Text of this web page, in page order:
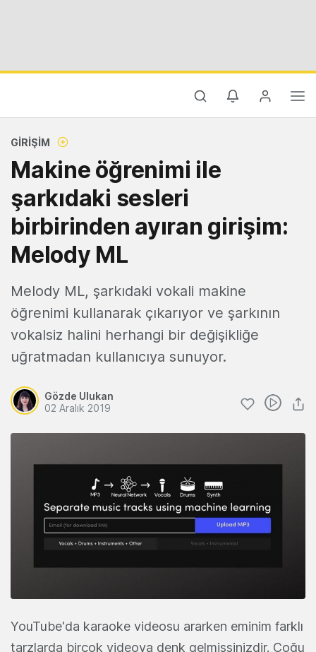
GIRIŞIM
Makine öğrenimi ile
şarkıdaki sesleri
birbirinden ayıran girişim:
Melody ML
Melody ML, şarkıdaki vokali makine
öğrenimi kullanarak çıkarıyor ve şarkının
vokalsiz halini herhangi bir değişikliğe
uğratmadan kullanıcıya sunuyor.
Gözde Ulukan
02 Aralık 2019
YouTube'da karaoke videosu ararken eminim farklı
tarzlarda birçok videoya denk gelmişsinizdir. Çoğu